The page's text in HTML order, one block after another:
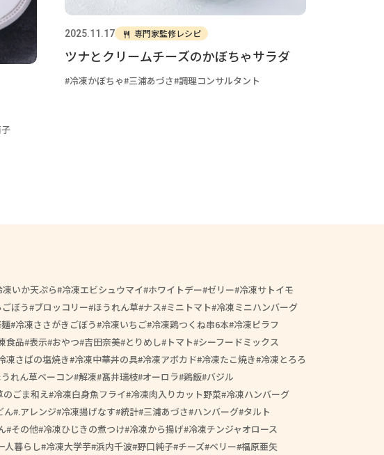
2025.11.17 専門家監修レシピ
ツナとクリームチーズのかぼちゃサラダ
冷凍かぼちゃ 三浦あづさ 調理コンサルタント
凍いか天ぷら 冷凍エビシュウマイ ホワイトデー ゼリー 冷凍サトイモ
ぼう ブロッコリー ほうれん草 ナス ミニトマト 冷凍ミニハンバーグ
冷凍ささがきごぼう 冷凍いちご 冷凍鶏つくね串6本 冷凍ピラフ
食品 表示 おやつ 吉田奈美 とりめし トマト シーフードミックス
凍さばの塩焼き 冷凍中華丼の具 冷凍アボカド 冷凍たこ焼き 冷凍とろろ
れん草ベーコン 解凍 髙井瑞枝 オーロラ 鶏飯 バジル
ごま和え 冷凍白身魚フライ 冷凍肉入りカット野菜 冷凍ハンバーグ
ん .アレンジ 冷凍揚げなす 統計 三浦あづさ ハンバーグ タルト
その他 冷凍ひじきの煮つけ 冷凍から揚げ 冷凍チンジャオロース
人暮らし 冷凍大学芋 浜内千波 野口純子 チーズ ベリー 福原亜矢